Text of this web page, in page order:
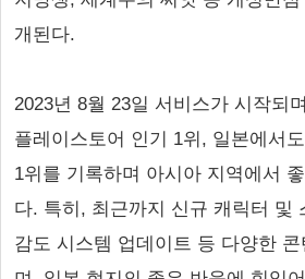
개된다.
2023년 8월 23일 서비스가 시작되
플레이스토어 인기 1위, 일본에서
1위를 기록하며 아시아 지역에서
다. 특히, 최근까지 신규 캐릭터 및
감도 시스템 업데이트 등 다양한